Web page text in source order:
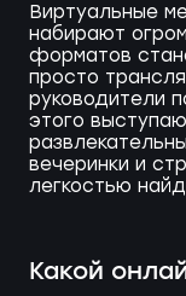
Виртуальные
набирают
форматов
просто
руководители
этого
вечеринки и
легкостью
Какой